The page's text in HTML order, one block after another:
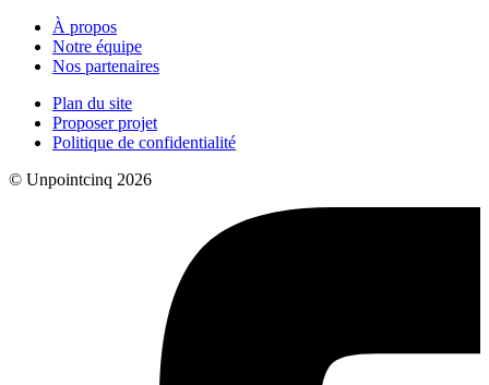
À propos
Notre équipe
Nos partenaires
Plan du site
Proposer projet
Politique de confidentialité
© Unpointcinq 2026